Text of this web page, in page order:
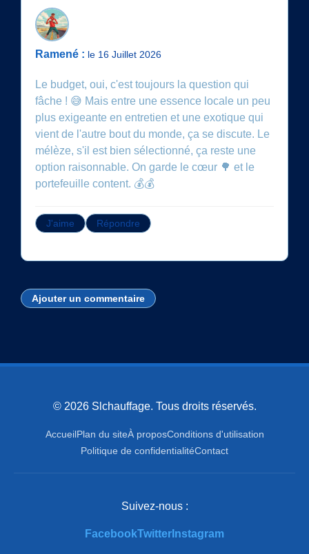
Ramené : le 16 Juillet 2026
Le budget, oui, c'est toujours la question qui
fâche ! 😅 Mais entre une essence locale un peu
plus exigeante en entretien et une exotique qui
vient de l'autre bout du monde, ça se discute. Le
mélèze, s'il est bien sélectionné, ça reste une
option raisonnable. On garde le cœur 🌳 et le
portefeuille content. 💰💰
J'aime Répondre
Ajouter un commentaire
© 2026 Slchauffage. Tous droits réservés.
AccueilPlan du siteÀ proposConditions d'utilisation
Politique de confidentialitéContact
Suivez-nous :
FacebookTwitter Instagram